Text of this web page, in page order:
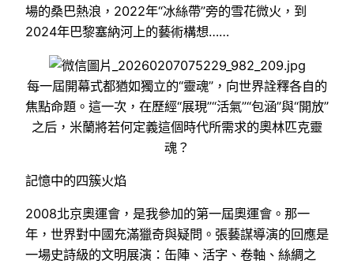
場的桑巴熱浪，2022年“冰絲帶”旁的雪花微火，到
2024年巴黎塞納河上的藝術構想……
每一屆開幕式都猶如獨立的“靈魂”，向世界詮釋各自的
焦點命題。這一次，在歷經“展現”“活氣”“包涵”與“開放”
之后，米蘭將若何定義這個時代所需求的奧林匹克靈
魂？
記憶中的四簇火焰
2008北京奧運會，是我參加的第一屆奧運會。那一
年，世界對中國充滿獵奇與疑問。張藝謀導演的回應是
一場史詩級的文明展演：缶陣、活字、卷軸、絲綢之